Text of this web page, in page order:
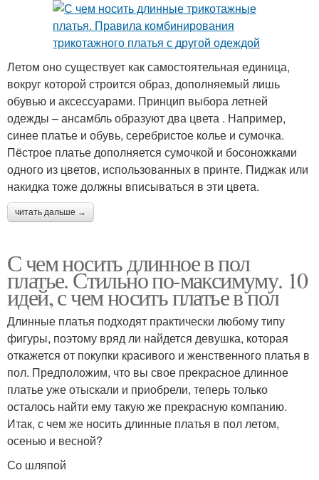
Летом оно существует как самостоятельная единица,
вокруг которой строится образ, дополняемый лишь
обувью и аксессуарами. Принцип выбора летней
одежды – ансамбль образуют два цвета . Например,
синее платье и обувь, серебристое колье и сумочка.
Пёстрое платье дополняется сумочкой и босоножками
одного из цветов, использованных в принте. Пиджак или
накидка тоже должны вписываться в эти цвета.
читать дальше →
С чем носить длинное в пол
платье. Стильно по-максимуму. 10
идей, с чем носить платье в пол
Длинные платья подходят практически любому типу
фигуры, поэтому вряд ли найдется девушка, которая
откажется от покупки красивого и женственного платья в
пол. Предположим, что вы свое прекрасное длинное
платье уже отыскали и приобрели, теперь только
осталось найти ему такую же прекрасную компанию.
Итак, с чем же носить длинные платья в пол летом,
осенью и весной?
Со шляпой